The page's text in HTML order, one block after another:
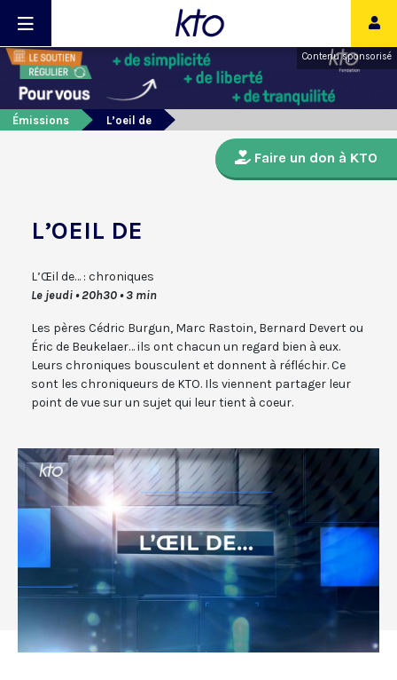
Contenu sponsorisé
Émissions L’oeil de
Faire un don à KTO
L’OEIL DE
L’Œil de… : chroniques
Le jeudi • 20h30 • 3 min
Les pères Cédric Burgun, Marc Rastoin, Bernard Devert ou
Éric de Beukelaer… ils ont chacun un regard bien à eux.
Leurs chroniques bousculent et donnent à réfléchir. Ce
sont les chroniqueurs de KTO. Ils viennent partager leur
point de vue sur un sujet qui leur tient à coeur.